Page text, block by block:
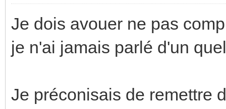
Je dois avouer ne pas
je n'ai jamais parlé d'un
Je préconisais de remettre